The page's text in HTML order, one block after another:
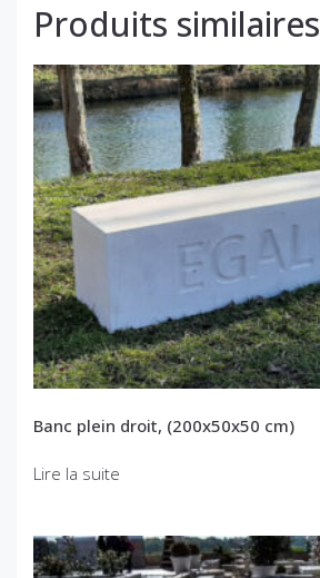
Produits similaires
Banc plein droit, (200x50x50 cm)
Lire la suite